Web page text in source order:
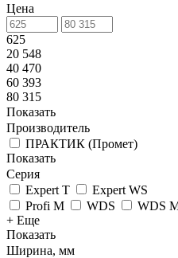
Цена
625
20 548
40 470
60 393
80 315
Показать
Производитель
ПРАКТИК (Промет)
Показать
Серия
Expert T
Expert WS
Profi M
WDS
WDS
+ Еще
Показать
Ширина, мм